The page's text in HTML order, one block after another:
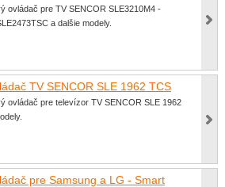
ovládač pre TV SENCOR SLE3210M4 -
a dalšie modely.
TV SENCOR SLE 1962 TCS
ovládač pre televízor TV SENCOR SLE 1962
pre Samsung a LG - Smart